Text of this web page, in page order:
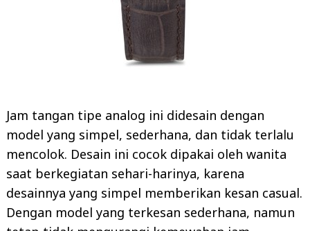
Jam tangan tipe analog ini didesain dengan
model yang simpel, sederhana, dan tidak terlalu
mencolok. Desain ini cocok dipakai oleh wanita
saat berkegiatan sehari-harinya, karena
desainnya yang simpel memberikan kesan casual.
Dengan model yang terkesan sederhana, namun